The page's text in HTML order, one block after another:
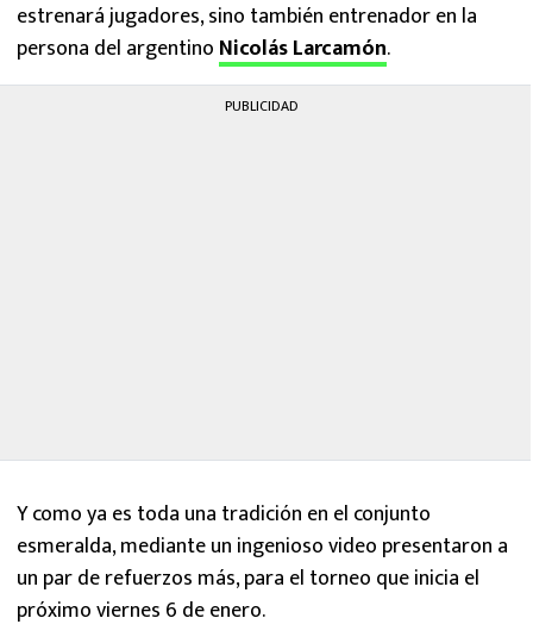
estrenará jugadores, sino también entrenador en la
persona del argentino Nicolás Larcamón.
PUBLICIDAD
Y como ya es toda una tradición en el conjunto
esmeralda, mediante un ingenioso video presentaron a
un par de refuerzos más, para el torneo que inicia el
próximo viernes 6 de enero.